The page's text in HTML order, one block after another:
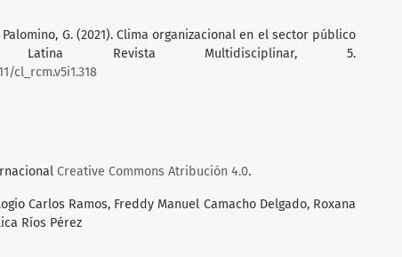
Palomino, G. (2021). Clima organizacional en el sector público
Latina Revista Multidisciplinar, 5.
cl_rcm.v5i1.318
Creative Commons Atribución 4.0.
Carlos Ramos, Freddy Manuel Camacho Delgado, Roxana
Ríos Pérez